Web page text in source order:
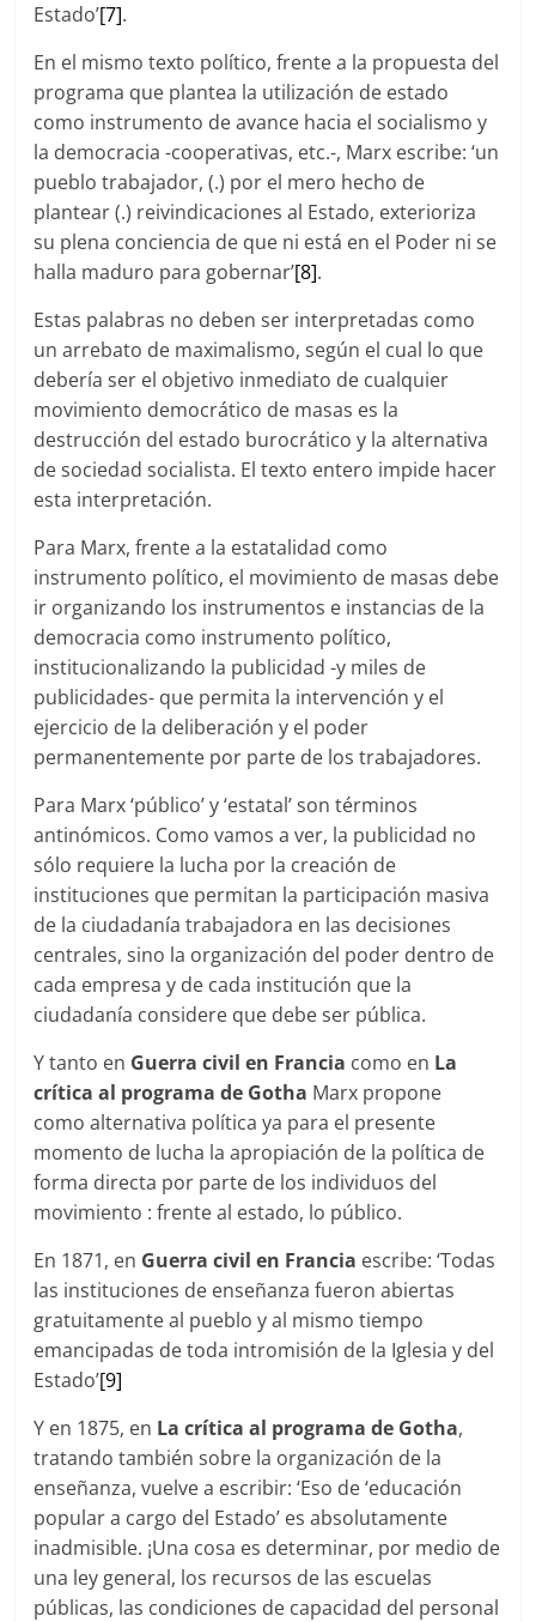
Estado’[7].
En el mismo texto político, frente a la propuesta del
programa que plantea la utilización de estado
como instrumento de avance hacia el socialismo y
la democracia -cooperativas, etc.-, Marx escribe: ‘un
pueblo trabajador, (.) por el mero hecho de
plantear (.) reivindicaciones al Estado, exterioriza
su plena conciencia de que ni está en el Poder ni se
halla maduro para gobernar’[8].
Estas palabras no deben ser interpretadas como
un arrebato de maximalismo, según el cual lo que
debería ser el objetivo inmediato de cualquier
movimiento democrático de masas es la
destrucción del estado burocrático y la alternativa
de sociedad socialista. El texto entero impide hacer
esta interpretación.
Para Marx, frente a la estatalidad como
instrumento político, el movimiento de masas debe
ir organizando los instrumentos e instancias de la
democracia como instrumento político,
institucionalizando la publicidad -y miles de
publicidades- que permita la intervención y el
ejercicio de la deliberación y el poder
permanentemente por parte de los trabajadores.
Para Marx ‘público’ y ‘estatal’ son términos
antinómicos. Como vamos a ver, la publicidad no
sólo requiere la lucha por la creación de
instituciones que permitan la participación masiva
de la ciudadanía trabajadora en las decisiones
centrales, sino la organización del poder dentro de
cada empresa y de cada institución que la
ciudadanía considere que debe ser pública.
Y tanto en Guerra civil en Francia como en La
crítica al programa de Gotha Marx propone
como alternativa política ya para el presente
momento de lucha la apropiación de la política de
forma directa por parte de los individuos del
movimiento : frente al estado, lo público.
En 1871, en Guerra civil en Francia escribe: ‘Todas
las instituciones de enseñanza fueron abiertas
gratuitamente al pueblo y al mismo tiempo
emancipadas de toda intromisión de la Iglesia y del
Estado’[9]
Y en 1875, en La crítica al programa de Gotha,
tratando también sobre la organización de la
enseñanza, vuelve a escribir: ‘Eso de ‘educación
popular a cargo del Estado’ es absolutamente
inadmisible. ¡Una cosa es determinar, por medio de
una ley general, los recursos de las escuelas
públicas, las condiciones de capacidad del personal